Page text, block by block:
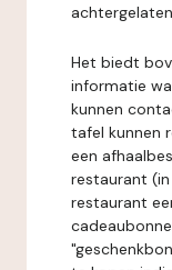
Het biedt
informatie
kunnen
tafel kunnen
een
restaurant
restaurant